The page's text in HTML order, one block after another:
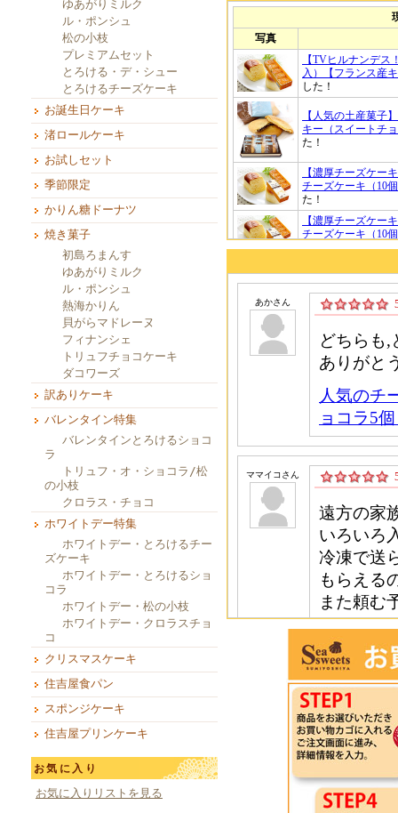
ゆあがりミルク
ル・ポンシュ
松の小枝
プレミアムセット
とろける・デ・シュー
とろけるチーズケーキ
お誕生日ケーキ
渚ロールケーキ
お試しセット
季節限定
かりん糖ドーナツ
焼き菓子
初島ろまんす
ゆあがりミルク
ル・ポンシュ
熱海かりん
貝がらマドレーヌ
フィナンシェ
トリュフチョコケーキ
ダコワーズ
訳ありケーキ
バレンタイン特集
バレンタインとろけるショコ
ラ
トリュフ・オ・ショコラ/松
の小枝
クロラス・チョコ
ホワイトデー特集
ホワイトデー・とろけるチー
ズケーキ
ホワイトデー・とろけるショ
コラ
ホワイトデー・松の小枝
ホワイトデー・クロラスチョ
コ
クリスマスケーキ
住吉屋食パン
スポンジケーキ
住吉屋プリンケーキ
お気に入り
お気に入りリストを見る